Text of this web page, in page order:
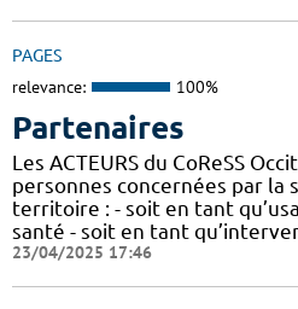
PAGES
relevance: 100%
Partenaires
Les ACTEURS du CoReSS
personnes concernées par la
territoire : - soit en tant
santé - soit en tant
23/04/2025 17:46